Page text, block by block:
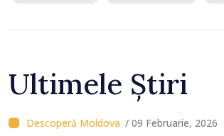
Ultimele Știri
/ 09 Februarie, 2026